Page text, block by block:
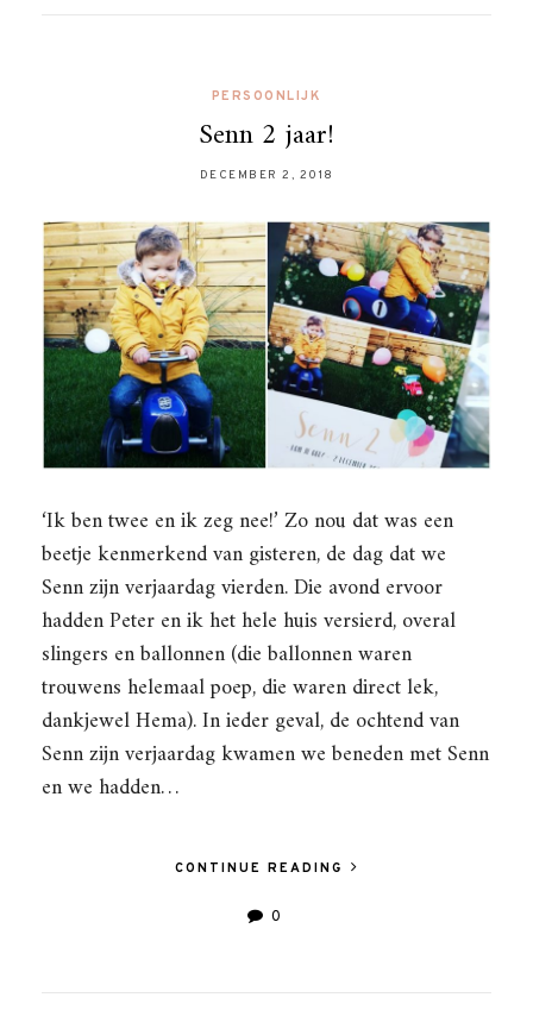
PERSOONLIJK
Senn 2 jaar!
DECEMBER 2, 2018
‘Ik ben twee en ik zeg nee!’ Zo nou dat was een
beetje kenmerkend van gisteren, de dag dat we
Senn zijn verjaardag vierden. Die avond ervoor
hadden Peter en ik het hele huis versierd, overal
slingers en ballonnen (die ballonnen waren
trouwens helemaal poep, die waren direct lek,
dankjewel Hema). In ieder geval, de ochtend van
Senn zijn verjaardag kwamen we beneden met Senn
en we hadden…
CONTINUE READING
0